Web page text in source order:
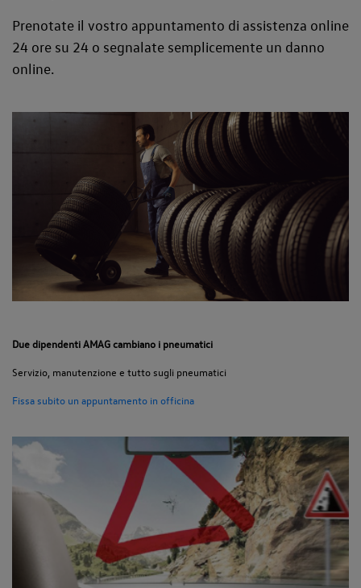
Prenotate il vostro appuntamento di assistenza online
24 ore su 24 o segnalate semplicemente un danno
online.
Due dipendenti AMAG cambiano i pneumatici
Servizio, manutenzione e tutto sugli pneumatici
Fissa subito un appuntamento in officina